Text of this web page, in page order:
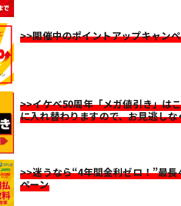
>>開催中のポイントアップキャン
>>イケベ50周年「メガ値引き」は
に入れ替わりますので、お見逃しな
>>迷うなら“4年間金利ゼロ！”最
ペーン